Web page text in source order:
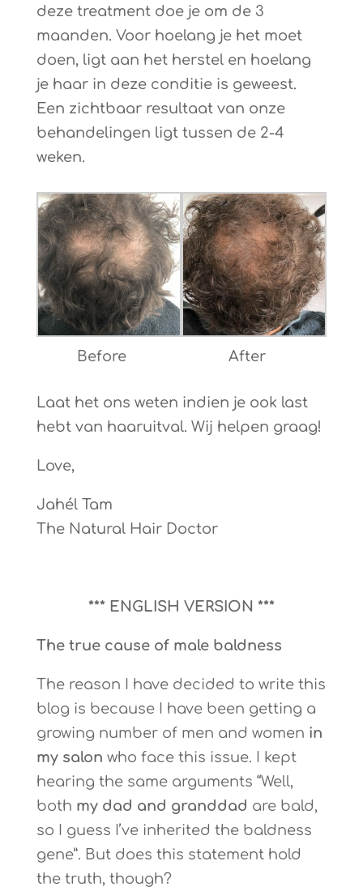
deze treatment doe je om de 3
maanden. Voor hoelang je het moet
doen, ligt aan het herstel en hoelang
je haar in deze conditie is geweest.
Een zichtbaar resultaat van onze
behandelingen ligt tussen de 2-4
weken.
Before After
Laat het ons weten indien je ook last
hebt van haaruitval. Wij helpen graag!
Love,
Jahél Tam
The Natural Hair Doctor
*** ENGLISH VERSION ***
The true cause of male baldness
The reason I have decided to write this
blog is because I have been getting a
growing number of men and women in
my salon who face this issue. I kept
hearing the same arguments “Well,
both my dad and granddad are bald,
so I guess I’ve inherited the baldness
gene”. But does this statement hold
the truth, though?